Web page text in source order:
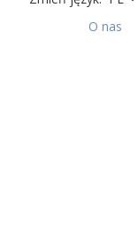
O nas